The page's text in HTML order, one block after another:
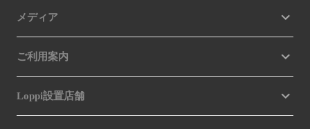
メディア
ご利用案内
Loppi設置店舗